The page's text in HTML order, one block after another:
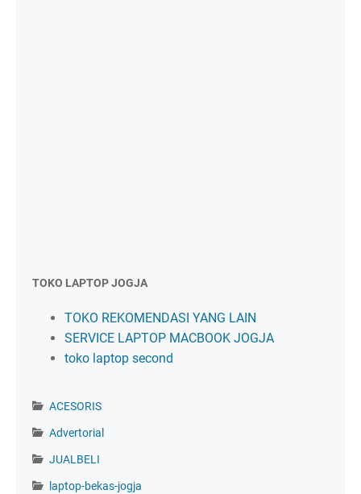
TOKO LAPTOP JOGJA
TOKO REKOMENDASI YANG LAIN
SERVICE LAPTOP MACBOOK JOGJA
toko laptop second
ACESORIS
Advertorial
JUALBELI
laptop-bekas-jogja